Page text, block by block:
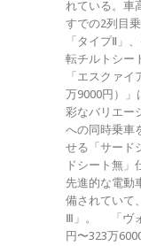
れている。車
すでの2列目
「タイプⅡ」
転チルトシ
「エスクァ
万9000円）」
彩なバリエー
への同時乗車
せる「サード
ドシート無」
先進的な電動
備されていて
Ⅲ」。 「ヴォ
円〜323万